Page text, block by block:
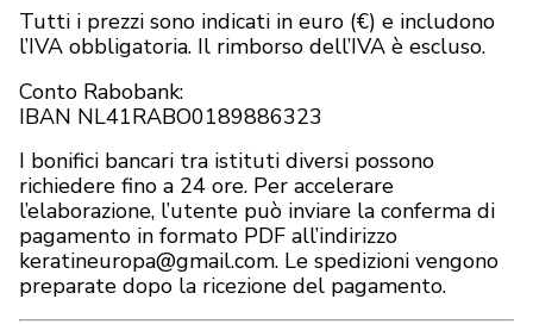
Tutti i prezzi sono indicati in euro (€) e includono
l’IVA obbligatoria. Il rimborso dell’IVA è escluso.
Conto Rabobank:
IBAN NL41RABO0189886323
I bonifici bancari tra istituti diversi possono
richiedere fino a 24 ore. Per accelerare
l’elaborazione, l’utente può inviare la conferma di
pagamento in formato PDF all’indirizzo
keratineuropa@gmail.com. Le spedizioni vengono
preparate dopo la ricezione del pagamento.